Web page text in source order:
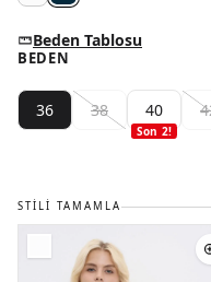
Beden Tablosu
BEDEN
36 38 40
Son 2!
STILI TAMAMLA